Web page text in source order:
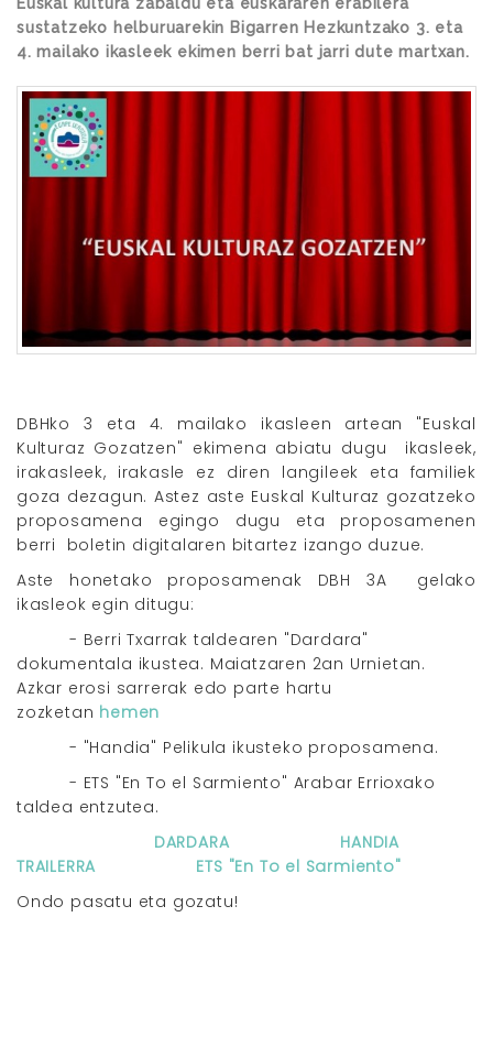
sustatzeko helburuarekin Bigarren Hezkuntzako 3. eta
4. mailako ikasleek ekimen berri bat jarri dute martxan.
DBHko 3 eta 4. mailako ikasleen artean "Euskal
Kulturaz Gozatzen" ekimena abiatu dugu ikasleek,
irakasleek, irakasle ez diren langileek eta familiek
goza dezagun. Astez aste Euskal Kulturaz gozatzeko
proposamena egingo dugu eta proposamenen
berri boletin digitalaren bitartez izango duzue.
Aste honetako proposamenak DBH 3A gelako
ikasleok egin ditugu:
- Berri Txarrak taldearen "Dardara"
dokumentala ikustea. Maiatzaren 2an Urnietan.
Azkar erosi sarrerak edo parte hartu
zozketan hemen
- "Handia" Pelikula ikusteko proposamena.
- ETS "En To el Sarmiento" Arabar Errioxako
taldea entzutea.
DARDARA
HANDIA
TRAILERRA
ETS "En To el Sarmiento"
Ondo pasatu eta gozatu!